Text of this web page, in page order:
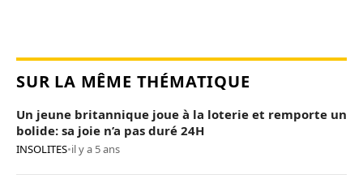
SUR LA MÊME THÉMATIQUE
Un jeune britannique joue à la loterie et remporte un
bolide: sa joie n’a pas duré 24H
INSOLITES•il y a 5 ans